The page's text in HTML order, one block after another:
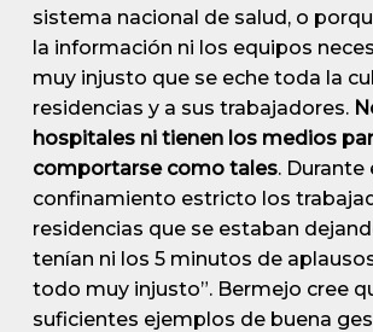
sistema nacional de salud, o
la información ni los equipos
muy injusto que se eche toda la
residencias y a sus trabajadores.
hospitales ni tienen los medios
comportarse como tales. Durante
confinamiento estricto los
residencias que se estaban
tenían ni los 5 minutos de
todo muy injusto”. Bermejo cree
suficientes ejemplos de buena